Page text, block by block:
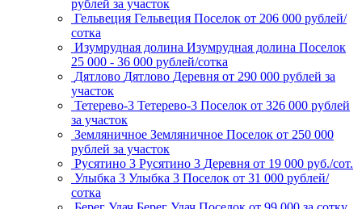
рублей за участок
Гельвеция Гельвеция Поселок от 206 000 рублей/
сотка
Изумрудная долина Изумрудная долина Поселок
25 000 - 36 000 рублей/сотка
Дятлово Дятлово Деревня от 290 000 рублей за
участок
Тетерево-3 Тетерево-3 Поселок от 326 000 рублей
за участок
Земляничное Земляничное Поселок от 250 000
рублей за участок
Русятино 3 Русятино 3 Деревня от 19 000 руб./сот.
Улыбка 3 Улыбка 3 Поселок от 31 000 рублей/
сотка